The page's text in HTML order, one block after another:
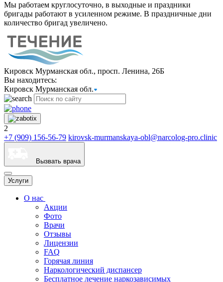
Мы работаем круглосуточно, в выходные и праздники
бригады работают в усиленном режиме. В праздничные дни
количество бригад увеличено.
Кировск Мурманская обл., просп. Ленина, 26Б
Вы находитесь:
Кировск Мурманская обл.
2
+7 (909) 156-56-79 kirovsk-murmanskaya-obl@narcolog-pro.clinic
Вызвать врача
Услуги
О нас
Акции
Фото
Врачи
Отзывы
Лицензии
FAQ
Горячая линия
Наркологический диспансер
Бесплатное лечение наркозависимых